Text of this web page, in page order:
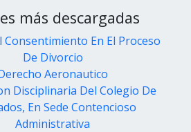
más descargadas
Consentimiento En El Proceso
De Divorcio
Aeronautico
Disciplinaria Del Colegio De
En Sede Contencioso
Administrativa